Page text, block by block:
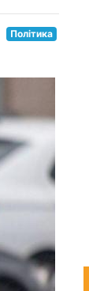
Політика